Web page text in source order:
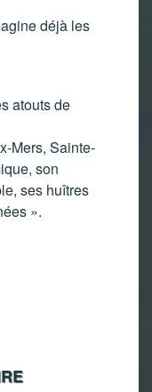
déjà les
atouts de
Mers, Sainte-
son
ses huîtres
».